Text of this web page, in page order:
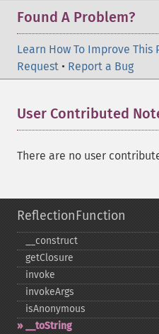
Found A Problem?
Learn How To Improve This
Request • Report a Bug
User Contributed
There are no user
ReflectionFunction
_​_​construct
getClosure
invoke
invokeArgs
isAnonymous
_​_​toString